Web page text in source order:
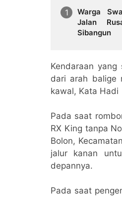
Warga
Jalan
Kendaraan
dari arah balige
kawal, Kata Hadi
Pada saat
RX King tanpa
Bolon,
jalur kanan
depannya.
Pada saat